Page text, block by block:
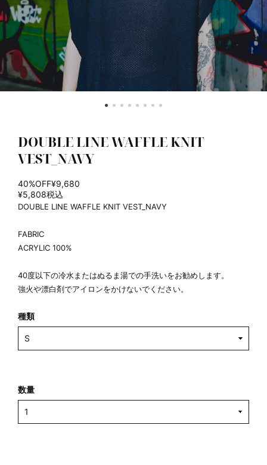
DOUBLE LINE WAFFLE KNIT
VEST_NAVY
40%OFF¥9,680
¥5,808税込
DOUBLE LINE WAFFLE KNIT VEST_NAVY
FABRIC
ACRYLIC 100%
40度以下の冷水またはぬるま湯での手洗いをお勧めします。
強火や漂白剤でアイロンをかけないでください。
種類
数量